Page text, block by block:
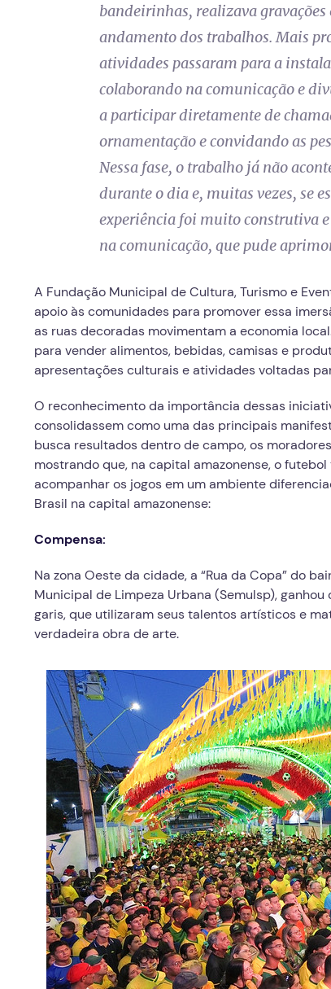
bandeirinhas, realizava
andamento dos trabalhos. Mais
atividades passaram para a
colaborando na comunicação e
a participar diretamente de
ornamentação e convidando as
Nessa fase, o trabalho já não
durante o dia e, muitas vezes, se
experiência foi muito construtiva
na comunicação, que pude
A Fundação Municipal de Cultura, Turismo e
apoio às comunidades para promover essa
as ruas decoradas movimentam a economia
para vender alimentos, bebidas, camisas e
apresentações culturais e atividades voltadas
O reconhecimento da importância dessas
consolidassem como uma das principais
busca resultados dentro de campo, os
mostrando que, na capital amazonense, o
acompanhar os jogos em um ambiente
Brasil na capital amazonense:
Compensa:
Na zona Oeste da cidade, a “Rua da Copa” do
Municipal de Limpeza Urbana (Semulsp),
garis, que utilizaram seus talentos artísticos e
verdadeira obra de arte.